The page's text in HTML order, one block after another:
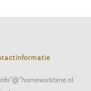
info"@"homeworktime.nl